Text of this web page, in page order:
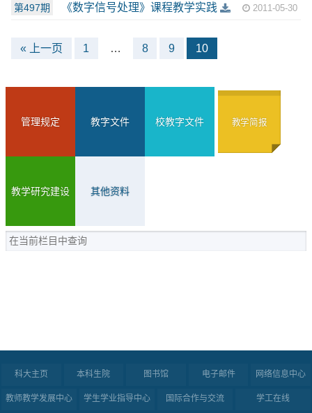
第497期 《数字信号处理》课程教学实践 2011-05-30
« 上一页 1 … 8 9 10
管理规定 教字文件 校教字文件 教学简报
教学研究建设 其他资料
科大主页 本科生院 图书馆 电子邮件 网络信息中心
教师教学发展中心 学生学业指导中心 国际合作与交流 学工在线